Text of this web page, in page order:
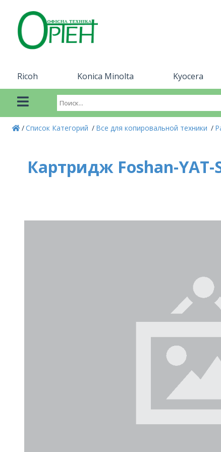
Ricoh Konica Minolta Kyocera
Список Категорий Все для копировальной техники
Картридж Foshan-